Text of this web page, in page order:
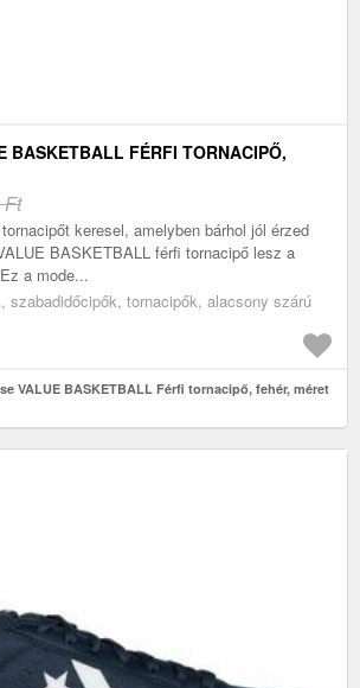
BASKETBALL FÉRFI TORNACIPŐ,
keresel, amelyben bárhol jól érzed
BASKETBALL férfi tornacipő lesz a
a mode...
szabadidőcipők, tornacipők, alacsony szárú
VALUE BASKETBALL Férfi tornacipő, fehér, méret